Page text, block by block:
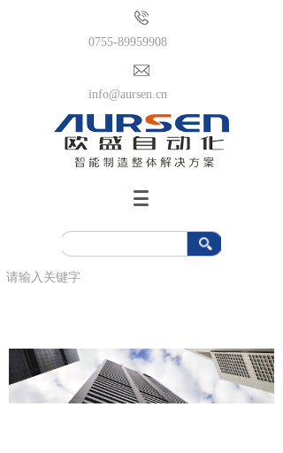
0755-89959908
info@aursen.cn